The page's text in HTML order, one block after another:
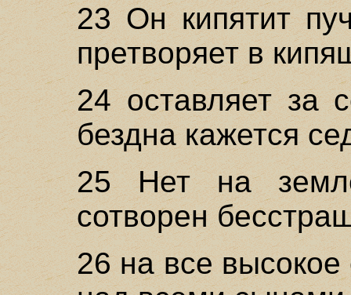
23 Он кипятит
претворяет в
24 оставляет за
бездна кажется
25 Нет на
сотворен
26 на все